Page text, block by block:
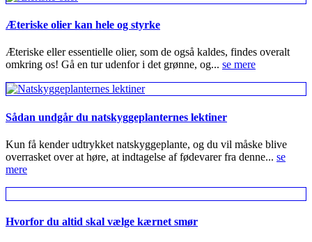
Æteriske olier kan hele og styrke
Æteriske eller essentielle olier, som de også kaldes, findes overalt
omkring os! Gå en tur udenfor i det grønne, og... se mere
Sådan undgår du natskyggeplanternes lektiner
Kun få kender udtrykket natskyggeplante, og du vil måske blive
overrasket over at høre, at indtagelse af fødevarer fra denne... se
mere
Hvorfor du altid skal vælge kærnet smør